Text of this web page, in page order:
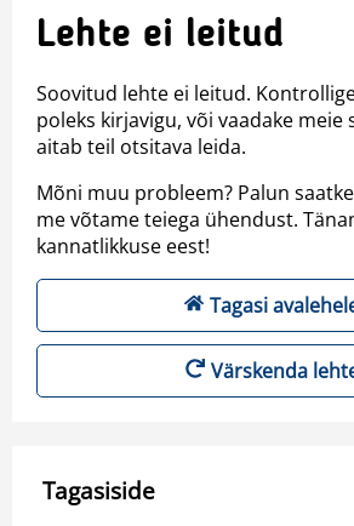
Lehte ei leitud
Soovitud lehte ei leitud.
poleks kirjavigu, või vaadake meie
aitab teil otsitava leida.
Mõni muu probleem? Palun
me võtame teiega ühendust.
kannatlikkuse eest!
Tagasi
Värskenda
Tagasiside